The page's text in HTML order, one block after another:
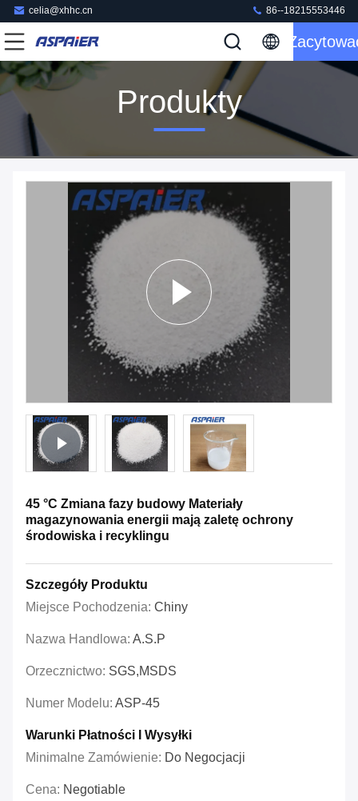
celia@xhhc.cn 86--18215553446
Produkty
45 °C Zmiana fazy budowy Materiały
magazynowania energii mają zaletę ochrony
środowiska i recyklingu
Szczegóły Produktu
Miejsce Pochodzenia: Chiny
Nazwa Handlowa: A.S.P
Orzecznictwo: SGS,MSDS
Numer Modelu: ASP-45
Warunki Płatności I Wysyłki
Minimalne Zamówienie: Do Negocjacji
Cena: Negotiable